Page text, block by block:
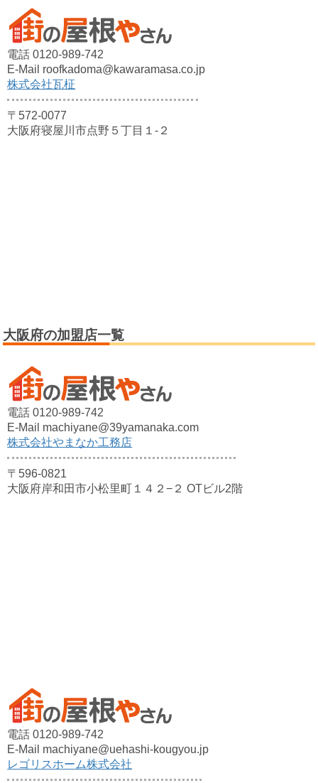
電話 0120-989-742
E-Mail roofkadoma@kawaramasa.co.jp
株式会社瓦柾
〒572-0077
大阪府寝屋川市点野５丁目１-２
大阪府の加盟店一覧
電話 0120-989-742
E-Mail machiyane@39yamanaka.com
株式会社やまなか工務店
〒596-0821
大阪府岸和田市小松里町１４２−２ OTビル2階
電話 0120-989-742
E-Mail machiyane@uehashi-kougyou.jp
レゴリスホーム株式会社